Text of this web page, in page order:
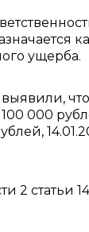
ущерба.
выявили,
000
2 статьи